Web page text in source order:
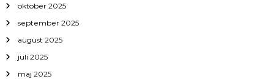
oktober 2025
september 2025
august 2025
juli 2025
maj 2025